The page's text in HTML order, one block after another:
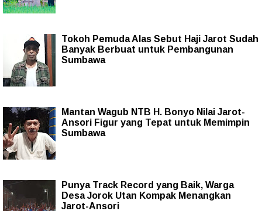
Tokoh Pemuda Alas Sebut Haji Jarot Sudah
Banyak Berbuat untuk Pembangunan
Sumbawa
Mantan Wagub NTB H. Bonyo Nilai Jarot-
Ansori Figur yang Tepat untuk Memimpin
Sumbawa
Punya Track Record yang Baik, Warga
Desa Jorok Utan Kompak Menangkan
Jarot-Ansori